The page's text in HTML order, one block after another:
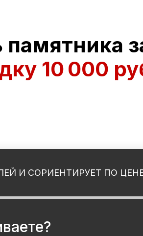
10 000
И СОРИЕНТИРУЕТ ПО